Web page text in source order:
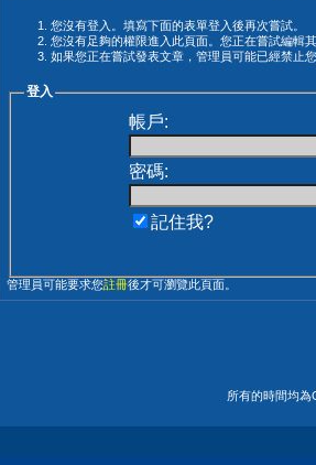
您沒有登入。填寫下面的表單登入後再次嘗試。
您沒有足夠的權限進入此頁面。您正在嘗試編輯
如果您正在嘗試發表文章，管理員可能已經禁止
登入
帳戶:
密碼:
記住我?
管理員可能要求您註冊後才可瀏覽此頁面。
所有的時間均為